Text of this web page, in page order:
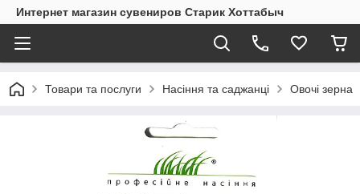
Интернет магазин сувениров Старик Хоттабыч
Товари та послуги Насіння та саджанці Овочі зерна